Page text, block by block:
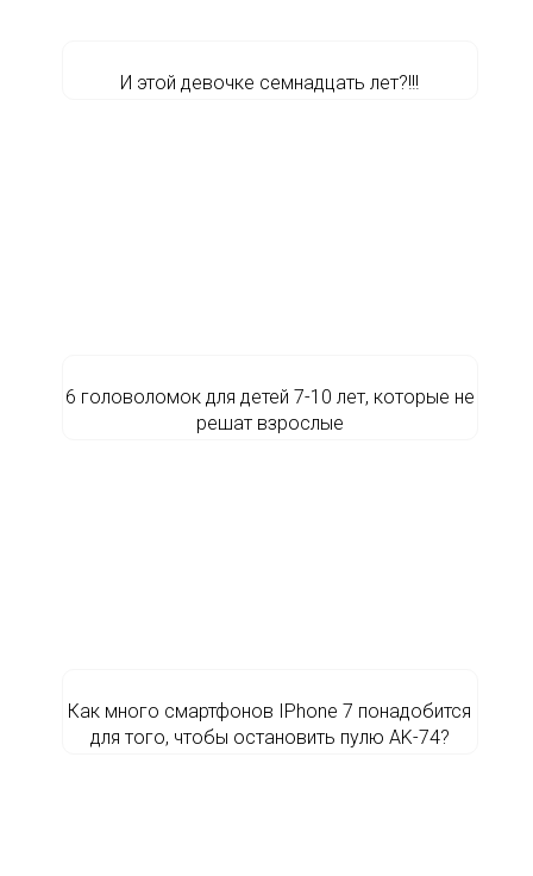
И этой девочке семнадцать лет?!!!
6 головоломок для детей 7-10 лет, которые не
решат взрослые
Как много смартфонов IPhone 7 понадобится
для того, чтобы остановить пулю AK-74?